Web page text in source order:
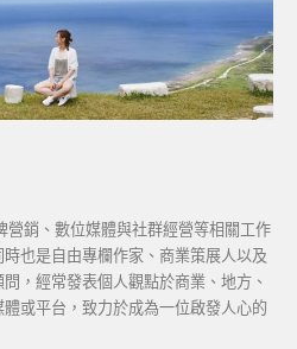
銷、數位媒體與社群經營等相關工作
也是自由專欄作家、商業策展人以及
，經常發表個人觀點於商業、地方、
或平台，致力於成為一位啟發人心的